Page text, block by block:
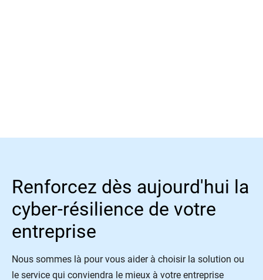
Renforcez dès aujourd'hui la
cyber-résilience de votre
entreprise
Nous sommes là pour vous aider à choisir la solution ou
le service qui conviendra le mieux à votre entreprise